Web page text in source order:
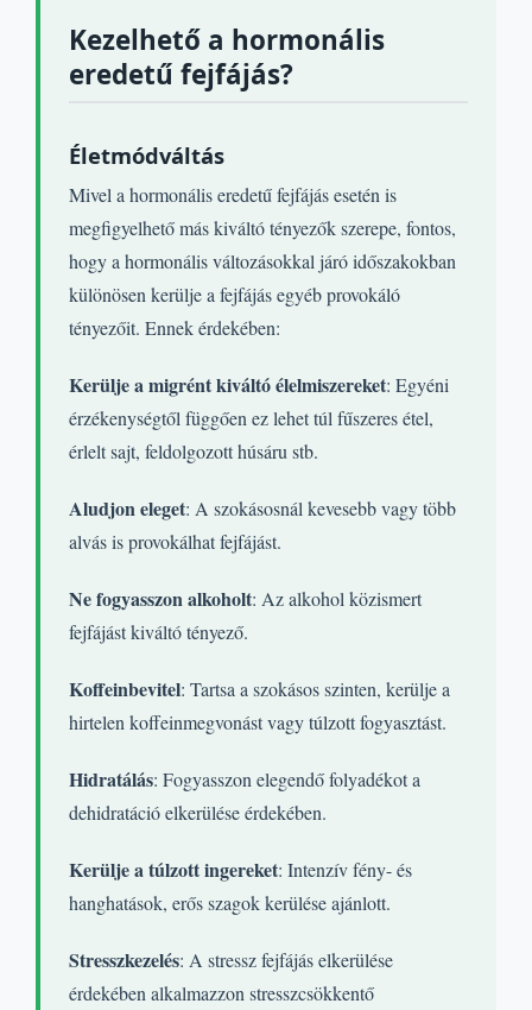
Kezelhető a hormonális
eredetű fejfájás?
Életmódváltás
Mivel a hormonális eredetű fejfájás esetén is
megfigyelhető más kiváltó tényezők szerepe, fontos,
hogy a hormonális változásokkal járó időszakokban
különösen kerülje a fejfájás egyéb provokáló
tényezőit. Ennek érdekében:
Kerülje a migrént kiváltó élelmiszereket: Egyéni
érzékenységtől függően ez lehet túl fűszeres étel,
érlelt sajt, feldolgozott húsáru stb.
Aludjon eleget: A szokásosnál kevesebb vagy több
alvás is provokálhat fejfájást.
Ne fogyasszon alkoholt: Az alkohol közismert
fejfájást kiváltó tényező.
Koffeinbevitel: Tartsa a szokásos szinten, kerülje a
hirtelen koffeinmegvonást vagy túlzott fogyasztást.
Hidratálás: Fogyasszon elegendő folyadékot a
dehidratáció elkerülése érdekében.
Kerülje a túlzott ingereket: Intenzív fény- és
hanghatások, erős szagok kerülése ajánlott.
Stresszkezelés: A stressz fejfájás elkerülése
érdekében alkalmazzon stresszcsökkentő